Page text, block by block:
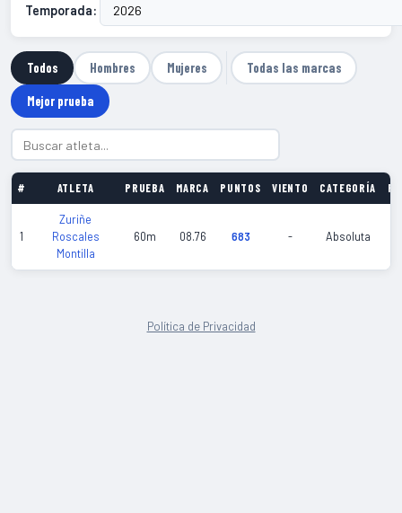
Temporada:
Todos Hombres Mujeres Todas las marcas
Mejor prueba
# ATLETA PRUEBA MARCA PUNTOS VIENTO CATEGORÍA
1
Zuriñe
Roscales
Montilla
60m 08.76 683 - Absoluta
Política de Privacidad